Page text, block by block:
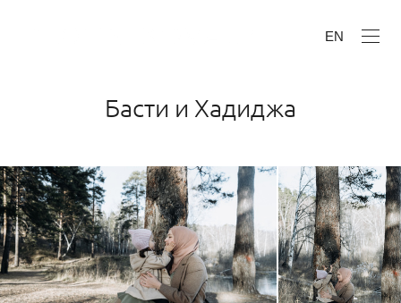
EN
Басти и Хадиджа